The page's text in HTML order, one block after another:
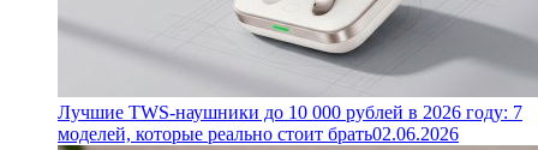
Лучшие TWS-наушники до 10 000 рублей в 2026 году: 7
моделей, которые реально стоит брать02.06.2026